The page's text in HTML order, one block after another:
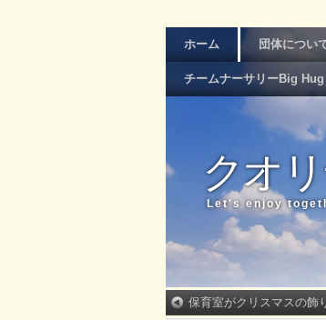
ホーム 団体につい
チームナーサリーBig Hug
クオ
Let's enjoy
保育室がクリスマスの飾